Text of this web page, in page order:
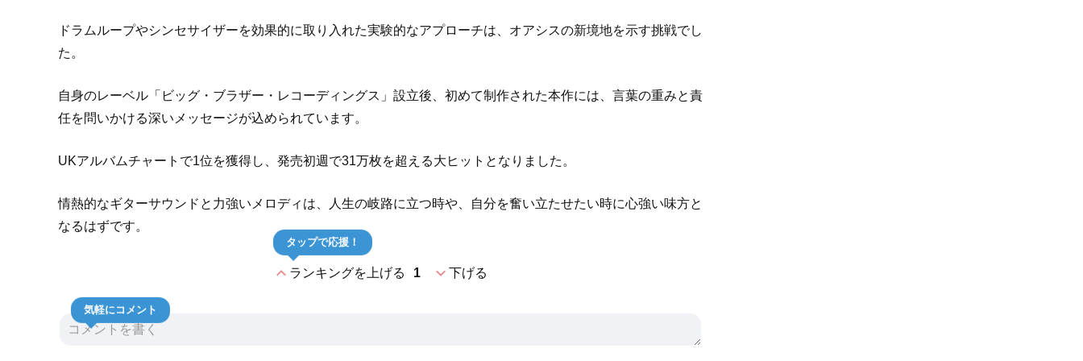
ドラムループやシンセサイザーを効果的に取り入れた実験的なアプローチは、オアシスの新境地を示す挑戦でし
た。
自身のレーベル「ビッグ・ブラザー・レコーディングス」設立後、初めて制作された本作には、言葉の重みと責
任を問いかける深いメッセージが込められています。
UKアルバムチャートで1位を獲得し、発売初週で31万枚を超える大ヒットとなりました。
情熱的なギターサウンドと力強いメロディは、人生の岐路に立つ時や、自分を奮い立たせたい時に心強い味方と
なるはずです。
expand_lessランキングを上げる 1
タップで応援！
expand_more下げる
気軽にコメント